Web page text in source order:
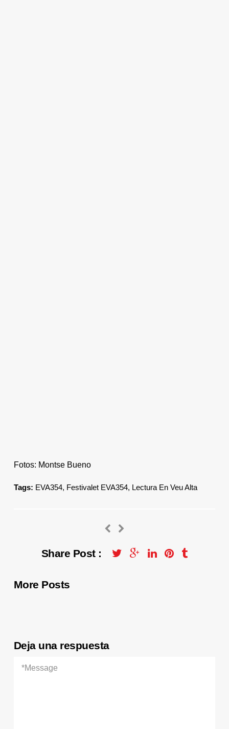
Fotos: Montse Bueno
Tags: EVA354, Festivalet EVA354, Lectura En Veu Alta
Share Post :
More Posts
Deja una respuesta